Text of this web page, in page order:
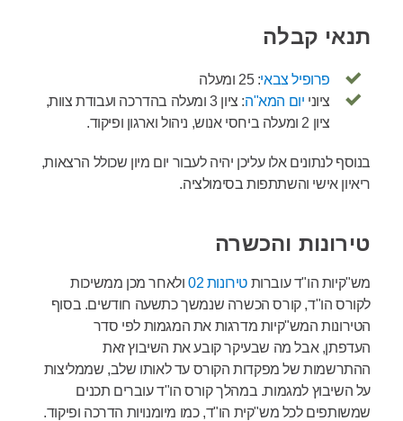
תנאי קבלה
פרופיל צבאי: 25 ומעלה
ציוני יום המא"ה
: ציון 3 ומעלה בהדרכה ועבודת צוות,
ציון 2 ומעלה ביחסי אנוש, ניהול וארגון ופיקוד.
בנוסף לנתונים אלו עליכן יהיה לעבור יום מיון שכולל הרצאות,
ריאיון אישי והשתתפות בסימולציה.
טירונות והכשרה
מש"קיות הו"ד עוברות טירונות 02
ולאחר מכן ממשיכות
לקורס הו"ד, קורס הכשרה שנמשך כתשעה חודשים. בסוף
הטירונות המש"קיות מדרגות את המגמות לפי סדר
העדפתן, אבל מה שבעיקר קובע את השיבוץ זאת
ההתרשמות של מפקדות הקורס עד לאותו שלב, שממליצות
על השיבוץ למגמות. במהלך קורס הו"ד עוברים תכנים
שמשותפים לכל מש"קית הו"ד, כמו מיומנויות הדרכה ופיקוד.